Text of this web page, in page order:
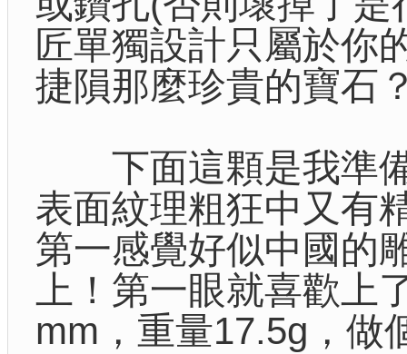
匠單獨設計只屬於你
捷隕那麼珍貴的寶石
下面這顆是我準備
表面紋理粗狂中又有
第一感覺好似中國的
上！第一眼就喜歡
mm，重量17.5g，做